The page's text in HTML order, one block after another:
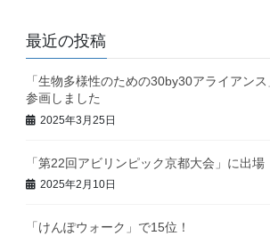
最近の投稿
「生物多様性のための30by30アライアンス
参画しました
2025年3月25日
「第22回アビリンピック京都大会」に出場
2025年2月10日
「けんぽウォーク」で15位！